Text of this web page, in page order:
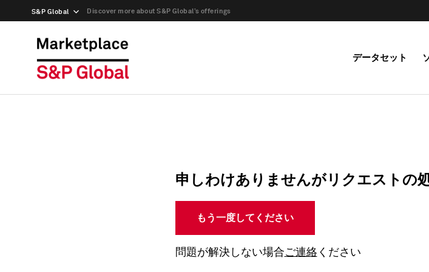
S&P Global Discover more about S&P Global’s offerings
データセット
申しわけありませんがリクエストの
もう一度してください
問題が解決しない場合ご連絡 ください